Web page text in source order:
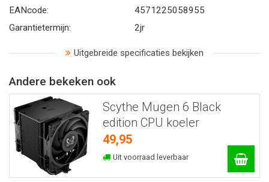
EANcode:
4571225058955
Garantietermijn:
2jr
Uitgebreide specificaties bekijken
Andere bekeken ook
Scythe Mugen 6 Black
edition CPU koeler
49,95
Uit voorraad leverbaar